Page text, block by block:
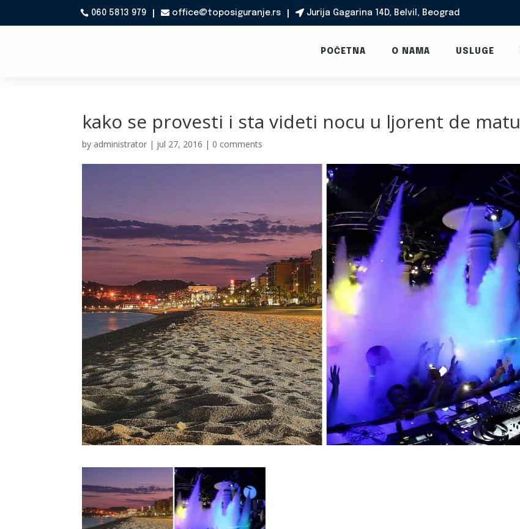
060 5813 979  office@toposiguranje.rs Jurija Gagarina 14D, Belvil, Beograd
POČETNA O NAMA USLUGE
kako se provesti i sta videti nocu u ljorent de matu
by administrator | jul 27, 2016 | 0 comments